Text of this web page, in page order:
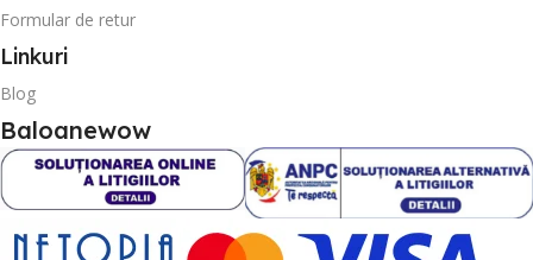
Formular de retur
Linkuri
Blog
Baloanewow